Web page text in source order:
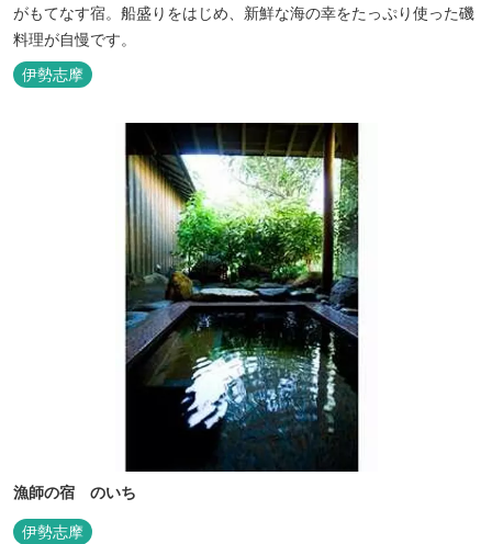
がもてなす宿。船盛りをはじめ、新鮮な海の幸をたっぷり使った磯
料理が自慢です。
伊勢志摩
漁師の宿 のいち
伊勢志摩